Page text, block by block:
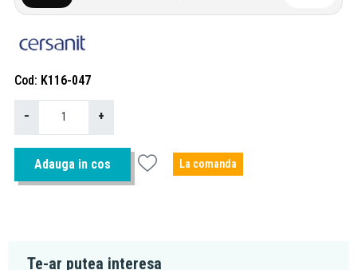
Cod K116-047
− +
Adauga in cos La comanda
Te-ar putea interesa